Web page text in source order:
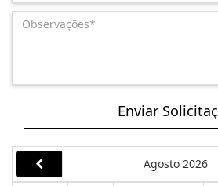
Enviar
Agosto 2026